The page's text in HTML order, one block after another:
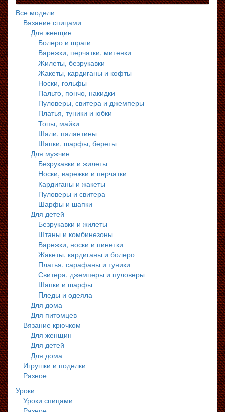
Все модели
Вязание спицами
Для женщин
Болеро и шраги
Варежки, перчатки, митенки
Жилеты, безрукавки
Жакеты, кардиганы и кофты
Носки, гольфы
Пальто, пончо, накидки
Пуловеры, свитера и джемперы
Платья, туники и юбки
Топы, майки
Шали, палантины
Шапки, шарфы, береты
Для мужчин
Безрукавки и жилеты
Носки, варежки и перчатки
Кардиганы и жакеты
Пуловеры и свитера
Шарфы и шапки
Для детей
Безрукавки и жилеты
Штаны и комбинезоны
Варежки, носки и пинетки
Жакеты, кардиганы и болеро
Платья, сарафаны и туники
Свитера, джемперы и пуловеры
Шапки и шарфы
Пледы и одеяла
Для дома
Для питомцев
Вязание крючком
Для женщин
Для детей
Для дома
Игрушки и поделки
Разное
Уроки
Уроки спицами